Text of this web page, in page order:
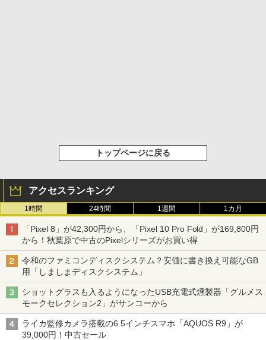
トップページに戻る
アクセスランキング
1時間 24時間 1週間 1カ月
「Pixel 8」が42,300円から、「Pixel 10 Pro Fold」が169,800円
から！秋葉原で中古のPixelシリーズがお買い得
令和のファミコンディスクシステム？安価に書き換え可能なGB
用「しましまディスクシステム」
ショットグラスも入るようになったUSB充電式燻製器「グルメス
モークセレクション2」がサンコーから
ライカ監修カメラ搭載の6.5インチスマホ「AQUOS R9」が
39,000円！中古セール